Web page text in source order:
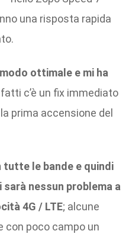
una risposta rapida
ottimale e mi ha
c’è un fix immediato
prima accensione del
tutte le bande e quindi
nessun problema a
4G / LTE; alcune
con poco campo un